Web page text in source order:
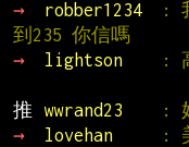
→
robber1234
:
到235 你信嗎
→
lightson
:
推
wwrand23 :
→
lovehan :